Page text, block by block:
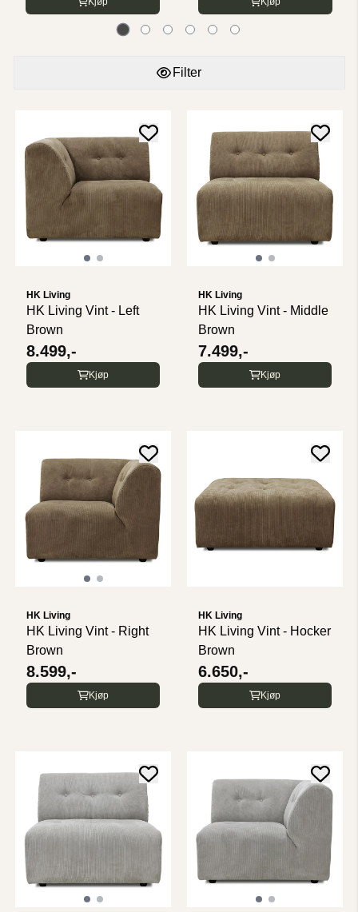
Filter
HK Living
HK Living Vint - Left
Brown
8.499,-
Kjøp
HK Living
HK Living Vint - Middle
Brown
7.499,-
Kjøp
HK Living
HK Living Vint - Right
Brown
8.599,-
Kjøp
HK Living
HK Living Vint - Hocker
Brown
6.650,-
Kjøp